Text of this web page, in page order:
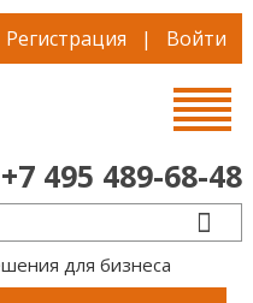
Регистрация | Войти
+7 495 489-68-48
для бизнеса